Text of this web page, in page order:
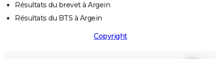
Résultats du brevet à Argein
Résultats du BTS à Argein
Copyright